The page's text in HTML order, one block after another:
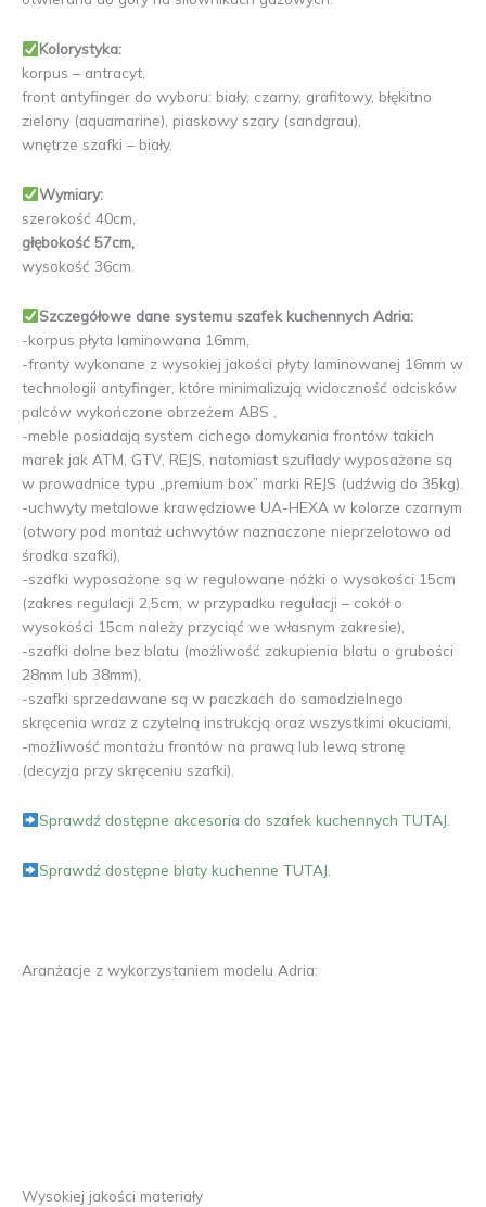
Kolorystyka:
korpus – antracyt,
front antyfinger do wyboru: biały, czarny, grafitowy, błękitno
zielony (aquamarine), piaskowy szary (sandgrau),
wnętrze szafki – biały.
Wymiary:
szerokość 40cm,
głębokość 57cm,
wysokość 36cm.
Szczegółowe dane systemu szafek kuchennych Adria:
-korpus płyta laminowana 16mm,
-fronty wykonane z wysokiej jakości płyty laminowanej 16mm w
technologii antyfinger, które minimalizują widoczność odcisków
palców wykończone obrzeżem ABS ,
-meble posiadają system cichego domykania frontów takich
marek jak ATM, GTV, REJS, natomiast szuflady wyposażone są
w prowadnice typu „premium box” marki REJS (udźwig do 35kg).
-uchwyty metalowe krawędziowe UA-HEXA w kolorze czarnym
(otwory pod montaż uchwytów naznaczone nieprzelotowo od
środka szafki),
-szafki wyposażone są w regulowane nóżki o wysokości 15cm
(zakres regulacji 2,5cm, w przypadku regulacji – cokół o
wysokości 15cm należy przyciąć we własnym zakresie),
-szafki dolne bez blatu (możliwość zakupienia blatu o grubości
28mm lub 38mm),
-szafki sprzedawane są w paczkach do samodzielnego
skręcenia wraz z czytelną instrukcją oraz wszystkimi okuciami,
-możliwość montażu frontów na prawą lub lewą stronę
(decyzja przy skręceniu szafki).
Sprawdź dostępne akcesoria do szafek kuchennych TUTAJ.
Sprawdź dostępne blaty kuchenne TUTAJ.
Aranżacje z wykorzystaniem modelu Adria:
Wysokiej jakości materiały